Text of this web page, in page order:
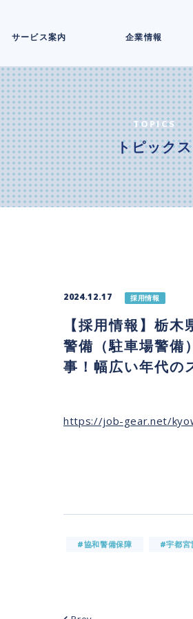
ツ
へ
ス
キ
ッ
プ
サービス案内 企業情報
TOPICS
トピックス
2024.12.17 採用情報
【採用情報】栃
警備（駐車場警備
事！幅広い年代
https://job-gear.net/
#協和警備保障 #宇都宮